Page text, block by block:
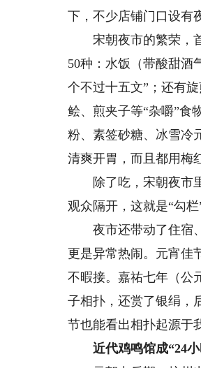
下，不少店铺门口设有
宋朝夜市的繁荣，首
50种：水饭（带酸甜酒
个不过十五文”；还有
鲙、煎夹子等“杂嚼”食
粉、素签砂糖、冰雪
清爽开胃，而且都用梅
除了吃，宋朝夜市里
观众隔开，这就是“勾
夜市还带动了住宿、
更是异常热闹。元宵佳
不暇接。嘉祐七年（公
子相扑，还赏了银绢，
节也能看出相扑起源于
近代鸡鸣馆成“24小